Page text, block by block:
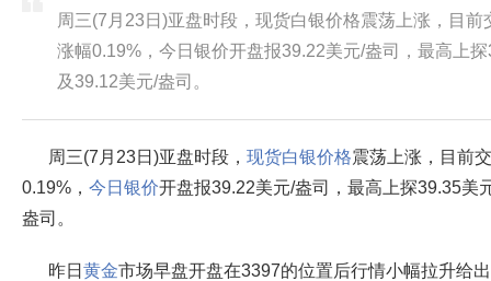
周三(7月23日)亚盘时段，现货白银价格震荡上涨，目
涨幅0.19%，今日银价开盘报39.22美元/盎司，最高上
及39.12美元/盎司。
周三(7月23日)亚盘时段， 现货白银价格震荡上涨，目前
0.19%， 今日银价开盘报39.22美元/盎司，最高上探39.35美
盎司。
昨日 黄金市场早盘开盘在3397的位置后行情小幅拉升给